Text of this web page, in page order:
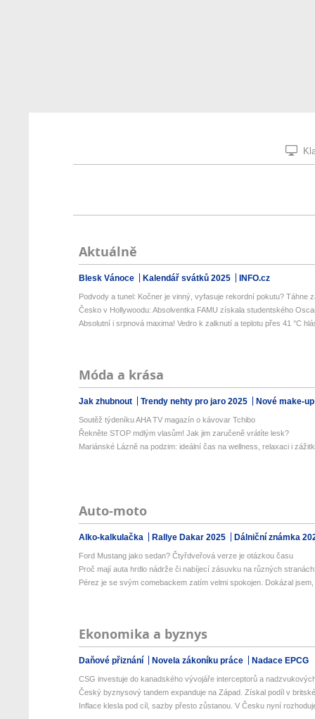
Aktuálně
Blesk Vánoce Kalendář svátků 2025 INFO.cz
Podvody a tunel: Kočner je vinný, vyfasuje rekordní pokutu? Táhne
Česko v Hollywoodu: Absolventka FAMU získala studentského
Absolutní i srpnová maxima! Vedro k zalknutí a teplotu přes 41 °C
Móda a krása
Jak zhubnout Trendy nehty pro jaro 2025 Nové make-
Soutěž týdeníku AHA TV magazín o kávovar Tchibo
Řekněte STOP mdlým vlasům! Jak jim zaručeně vrátíte lesk?
Mariánské Lázně na podzim: ideální čas na wellness, relaxaci i
Auto-moto
Alko-kalkulačka Rallye Dakar 2025 Dálniční známka
Ford Mustang jako sedan? Čtyřdveřová verze je otázkou času
Proč mají auta hrdlo nádrže či nabíjecí zásuvku na různých
Pérez je se svým comebackem zatím velmi spokojen. Dokázal
Ekonomika a byznys
Daňové přiznání Novela zákoníku práce Nadace EPCG
CSG investuje do kanadského vývojáře interceptorů a
Český byznysový tandem expanduje na Západ. Získal podíl v
Inflace klesla pod cíl, sazby přesto zůstanou. V Česku nyní